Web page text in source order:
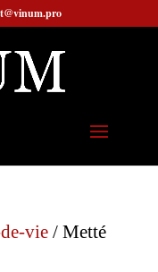
vie/ Metté